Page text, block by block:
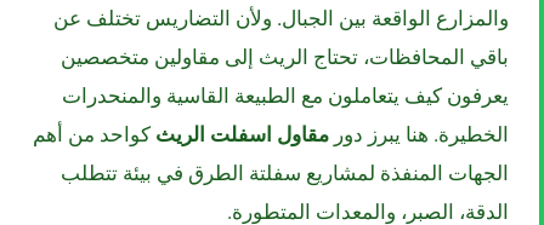
والمزارع الواقعة بين الجبال. ولأن التضاريس تختلف عن
باقي المحافظات، تحتاج الريث إلى مقاولين متخصصين
يعرفون كيف يتعاملون مع الطبيعة القاسية والمنحدرات
الخطيرة. هنا يبرز دور مقاول اسفلت الريث كواحد من أهم
الجهات المنفذة لمشاريع سفلتة الطرق في بيئة تتطلب
الدقة، الصبر، والمعدات المتطورة.